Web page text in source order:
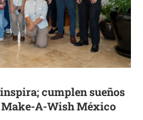
cumplen sueños
A-Wish México